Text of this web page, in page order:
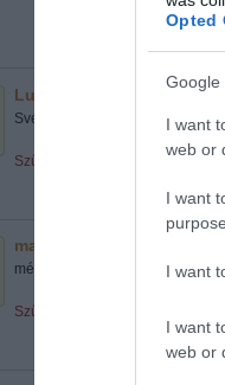
Opted
Google
I want
web or
I want
I want
I want
web or
LuciFerko
Svéd cserediákok voltak.
Szűrés
maxwell murder
mérnem verték utána szét őket
Szűrés